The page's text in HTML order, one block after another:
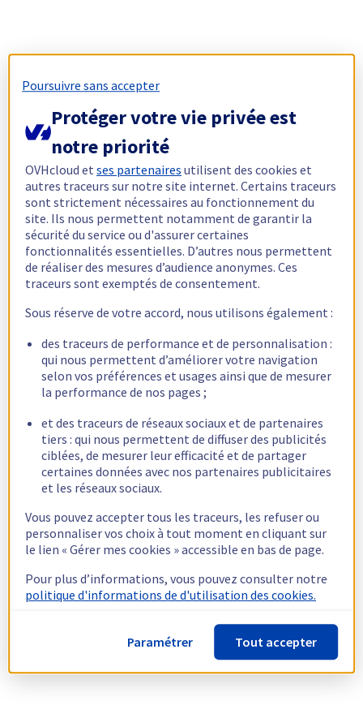
Poursuivre sans accepter
Protéger votre vie privée est
notre priorité
OVHcloud etses partenaires utilisent des cookies et
autres traceurs sur notre site internet. Certains traceurs
sont strictement nécessaires au fonctionnement du
site. Ils nous permettent notamment de garantir la
sécurité du service ou d'assurer certaines
fonctionnalités essentielles. D’autres nous permettent
de réaliser des mesures d’audience anonymes. Ces
traceurs sont exemptés de consentement.
Sous réserve de votre accord, nous utilisons également :
des traceurs de performance et de personnalisation :
qui nous permettent d’améliorer votre navigation
selon vos préférences et usages ainsi que de mesurer
la performance de nos pages ;
et des traceurs de réseaux sociaux et de partenaires
tiers : qui nous permettent de diffuser des publicités
ciblées, de mesurer leur efficacité et de partager
certaines données avec nos partenaires publicitaires
et les réseaux sociaux.
Vous pouvez accepter tous les traceurs, les refuser ou
personnaliser vos choix à tout moment en cliquant sur
le lien « Gérer mes cookies » accessible en bas de page.
Pour plus d’informations, vous pouvez consulter notre
politique d'informations de d'utilisation des cookies.
Paramétrer Tout accepter